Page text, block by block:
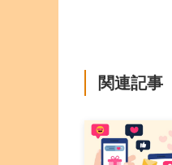
関連記事